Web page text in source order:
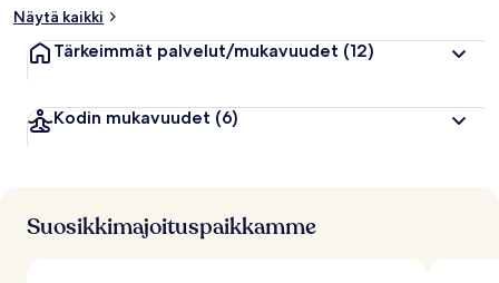
Näytä kaikki
Tärkeimmät palvelut/mukavuudet (12)
Kodin mukavuudet (6)
Suosikkimajoituspaikkamme